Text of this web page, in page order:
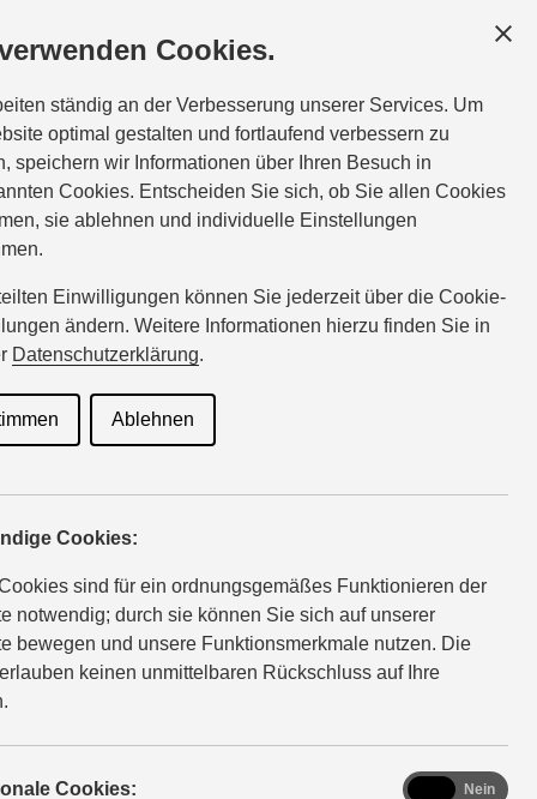
Cookies.
ständig an der Verbesserung unserer Services. Um
optimal gestalten und fortlaufend verbessern zu
speichern wir Informationen über Ihren Besuch in
Cookies. Entscheiden Sie sich, ob Sie allen Cookies
sie ablehnen und individuelle Einstellungen
Einwilligungen können Sie jederzeit über die Cookie-
ändern. Weitere Informationen hierzu finden Sie in
Datenschutzerklärung.
Ablehnen
Cookies:
sind für ein ordnungsgemäßes Funktionieren der
notwendig; durch sie können Sie sich auf unserer
bewegen und unsere Funktionsmerkmale nutzen. Die
keinen unmittelbaren Rückschluss auf Ihre
Cookies: functional
Nein
baumann@suzuki-handel.de